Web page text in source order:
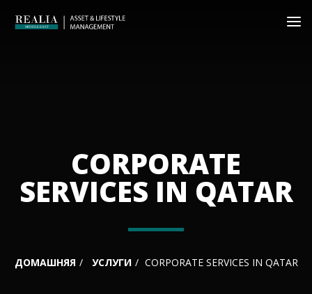
CORPORATE
SERVICES IN QATAR
ДОМАШНЯЯ УСЛУГИ CORPORATE SERVICES IN QATAR